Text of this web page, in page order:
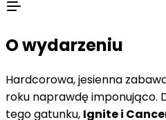
O wydarzeniu
Hardcorowa, jesienna
roku naprawdę imponująco.
tego gatunku, Ignite i